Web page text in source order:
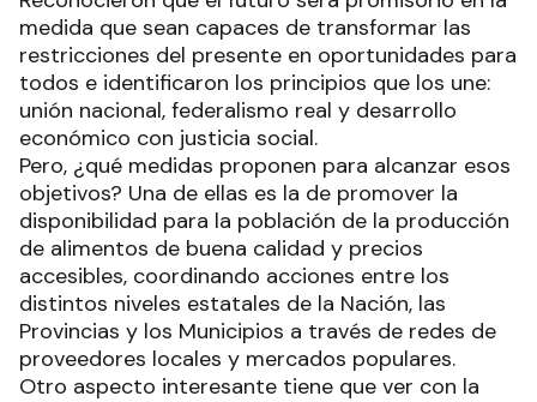
medida que sean capaces de transformar las
restricciones del presente en oportunidades para
todos e identificaron los principios que los une:
unión nacional, federalismo real y desarrollo
económico con justicia social.
Pero, ¿qué medidas proponen para alcanzar esos
objetivos? Una de ellas es la de promover la
disponibilidad para la población de la producción
de alimentos de buena calidad y precios
accesibles, coordinando acciones entre los
distintos niveles estatales de la Nación, las
Provincias y los Municipios a través de redes de
proveedores locales y mercados populares.
Otro aspecto interesante tiene que ver con la